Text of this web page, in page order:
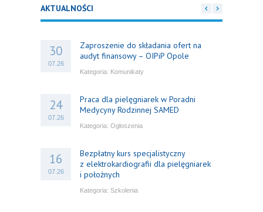
AKTUALNOŚCI
30
07.26
Zaproszenie do składania ofert na
audyt finansowy – OIPiP Opole
Kategoria: Komunikaty
24
07.26
Praca dla pielęgniarek w Poradni
Medycyny Rodzinnej SAMED
Kategoria: Ogłoszenia
16
07.26
Bezpłatny kurs specjalistyczny
z elektrokardiografii dla pielęgniarek
i położnych
Kategoria: Szkolenia